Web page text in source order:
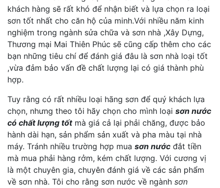
khách hàng sẽ rất khó để nhận biết và lựa chọn ra loại
sơn tốt nhất cho căn hộ của minh.Với nhiều năm kinh
nghiệm trong ngành sửa chữa và sơn nhà ,Xây Dựng,
Thương mại Mai Thiên Phúc sẽ cũng cấp thêm cho các
bạn những tiêu chí để đánh giá đâu là sơn nhà loại tốt
,vừa đảm bảo vấn đề chất lượng lại có giá thành phù
hợp.
Tuy rằng có rất nhiều loại hãng sơn để quý khách lựa
chọn, nhưng theo tôi hãy chọn cho mình loại sơn nước
có chất lượng tốtmà giá cả lại phải chăng, được bảo
hành dài hạn, sản phẩm sản xuất và pha màu tại nhà
máy. Tránh nhiều trường hợp mua sơn nước đắt tiền
mà mua phải hàng rởm, kém chất lượng. Với cương vị
là một chuyên gia, chuyên đánh giá về các sản phẩm
về sơn nhà. Tôi cho rằng sơn nước về ngành sơn